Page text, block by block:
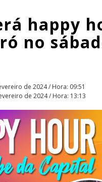
happy
no
de 2024 / Hora: 09:51
de 2024 / Hora: 13:13